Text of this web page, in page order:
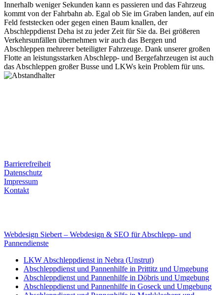
Innerhalb weniger Sekunden kann es passieren und das Fahrzeug
kommt von der Fahrbahn ab. Egal ob Sie im Graben landen, auf ein
Feld feststecken oder gegen einen Baum knallen, der
Abschleppdienst Deha ist zu jeder Zeit für Sie da. Bei größeren
Verkehrsunfällen übernehmen wir auch das Bergen und
Abschleppen mehrerer beteiligter Fahrzeuge. Dank unserer großen
Flotte an leistungsstarken Abschlepp- und Bergefahrzeugen ist auch
das Abschleppen großer Busse und LKWs kein Problem für uns.
Barrierefreiheit
Datenschutz
Impressum
Kontakt
Webdesign Siebert – Webdesign & SEO für Abschlepp- und
Pannendienste
LKW Abschleppdienst in Nebra (Unstrut)
Abschleppdienst und Pannenhilfe in Prittitz und Umgebung
Abschleppdienst und Pannenhilfe in Döbris und Umgebung
Abschleppdienst und Pannenhilfe in Goseck und Umgebung